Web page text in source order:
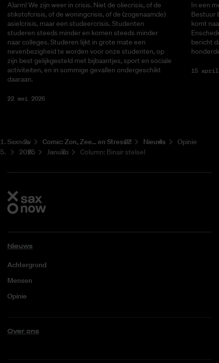
Alarm! We zijn weer in crisis. Niet de oliecrisis, of de
stikstofcrisis, of de woningcrisis, of de (zogenaamde)
asielcrisis, maar een studeercrisis. Studenten
studeren steeds minder en komen steeds minder
naar colleges. Studeren lijkt in grote mate een
nevenbezigheid te worden voor onze studenten, op
zijn best gelijkgesteld met bijbaantjes, sport en sociale
activiteiten, en in sommige gevallen ondergeschikt
daaraan.
22 mei 2026
In een
Bestuur
komt
bericht
15 april
Saxnow Co­mic: Zon, Zee... en Stress?! Nieuws
Opinie
2025
Januari Column: Binair stelsel
Nieuws
Achtergrond
Mensen
Opinie
Over ons